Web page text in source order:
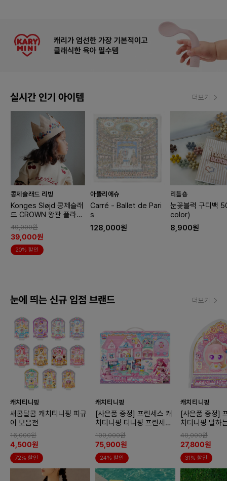
실시간 인기 아이템 더보기
콩제슬래드 리빙
Konges Sløjd 콩제슬래
드 CROWN 왕관 플라워
디노
49,000원
39,000원
20% 할인
아뜰리에슈
Carré - Ballet de Pari
s
128,000원
리틀숑
눈꽃블럭 구디백
color)
8,900원
눈에 띄는 신규 입점 브랜드 더보기
캐치티니핑
새콤달콤 캐치티니핑 피규
어 모음전
16,000원
4,500원
72% 할인
캐치티니핑
[사은품 증정] 프린세스 캐
치티니핑 티니핑 프린세스
하우스
100,000원
75,900원
24% 할인
캐치티니핑
[사은품 증정]
치티니핑 말하
아름핑
40,000원
27,800원
31% 할인